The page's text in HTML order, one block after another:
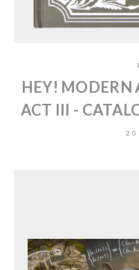
HEY! MODERN
ACT III -